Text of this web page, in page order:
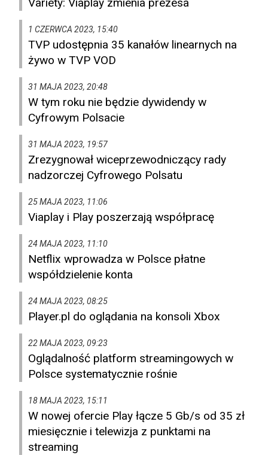
1 CZERWCA 2023, 15:40
TVP udostępnia 35 kanałów linearnych na
żywo w TVP VOD
31 MAJA 2023, 20:48
W tym roku nie będzie dywidendy w
Cyfrowym Polsacie
31 MAJA 2023, 19:57
Zrezygnował wiceprzewodniczący rady
nadzorczej Cyfrowego Polsatu
25 MAJA 2023, 11:06
Viaplay i Play poszerzają współpracę
24 MAJA 2023, 11:10
Netflix wprowadza w Polsce płatne
współdzielenie konta
24 MAJA 2023, 08:25
Player.pl do oglądania na konsoli Xbox
22 MAJA 2023, 09:23
Oglądalność platform streamingowych w
Polsce systematycznie rośnie
18 MAJA 2023, 15:11
W nowej ofercie Play łącze 5 Gb/s od 35 zł
miesięcznie i telewizja z punktami na
streaming